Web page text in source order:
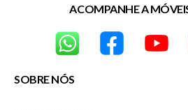
SOBRE NÓS
ACOMPANHE A